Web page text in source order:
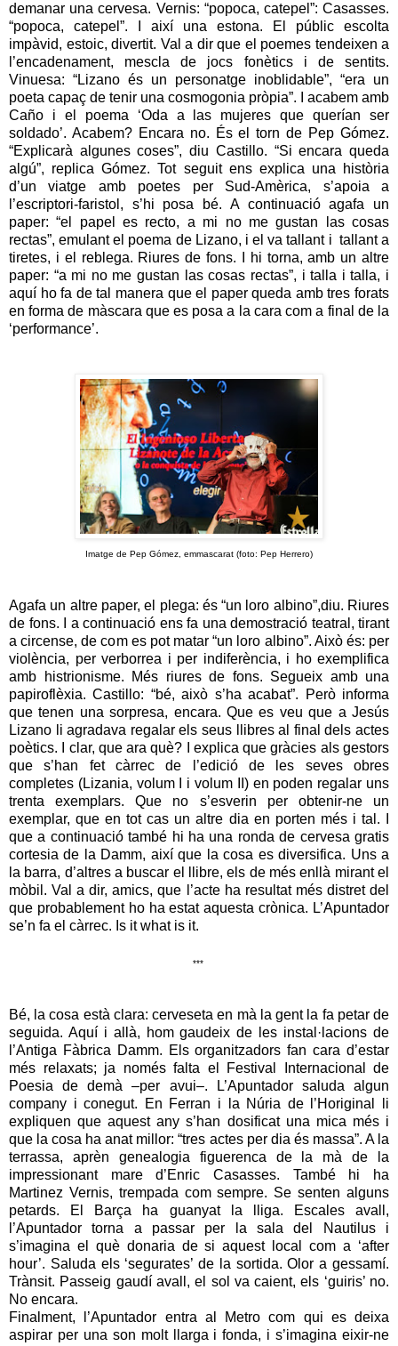
demanar una cervesa. Vernis: “popoca, catepel”: Casasses.
“popoca, catepel”. I així una estona. El públic escolta
impàvid, estoic, divertit. Val a dir que el poemes tendeixen a
l’encadenament, mescla de jocs fonètics i de sentits.
Vinuesa: “Lizano és un personatge inoblidable”, “era un
poeta capaç de tenir una cosmogonia pròpia”. I acabem amb
Caño i el poema ‘Oda a las mujeres que querían ser
soldado’. Acabem? Encara no. És el torn de Pep Gómez.
“Explicarà algunes coses”, diu Castillo. “Si encara queda
algú”, replica Gómez. Tot seguit ens explica una història
d’un viatge amb poetes per Sud-Amèrica, s’apoia a
l’escriptori-faristol, s’hi posa bé. A continuació agafa un
paper: “el papel es recto, a mi no me gustan las cosas
rectas”, emulant el poema de Lizano, i el va tallant i tallant a
tiretes, i el reblega. Riures de fons. I hi torna, amb un altre
paper: “a mi no me gustan las cosas rectas”, i talla i talla, i
aquí ho fa de tal manera que el paper queda amb tres forats
en forma de màscara que es posa a la cara com a final de la
‘performance’.
Imatge de Pep Gómez, emmascarat (foto: Pep Herrero)
Agafa un altre paper, el plega: és “un loro albino”,diu. Riures
de fons. I a continuació ens fa una demostració teatral, tirant
a circense, de com es pot matar “un loro albino”. Això és: per
violència, per verborrea i per indiferència, i ho exemplifica
amb histrionisme. Més riures de fons. Segueix amb una
papiroflèxia. Castillo: “bé, això s’ha acabat”. Però informa
que tenen una sorpresa, encara. Que es veu que a Jesús
Lizano li agradava regalar els seus llibres al final dels actes
poètics. I clar, que ara què? I explica que gràcies als gestors
que s’han fet càrrec de l’edició de les seves obres
completes (Lizania, volum I i volum II) en poden regalar uns
trenta exemplars. Que no s’esverin per obtenir-ne un
exemplar, que en tot cas un altre dia en porten més i tal. I
que a continuació també hi ha una ronda de cervesa gratis
cortesia de la Damm, així que la cosa es diversifica. Uns a
la barra, d’altres a buscar el llibre, els de més enllà mirant el
mòbil. Val a dir, amics, que l’acte ha resultat més distret del
que probablement ho ha estat aquesta crònica. L’Apuntador
se’n fa el càrrec. Is it what is it.
***
Bé, la cosa està clara: cerveseta en mà la gent la fa petar de
seguida. Aquí i allà, hom gaudeix de les instal·lacions de
l’Antiga Fàbrica Damm. Els organitzadors fan cara d’estar
més relaxats; ja només falta el Festival Internacional de
Poesia de demà –per avui–. L’Apuntador saluda algun
company i conegut. En Ferran i la Núria de l’Horiginal li
expliquen que aquest any s’han dosificat una mica més i
que la cosa ha anat millor: “tres actes per dia és massa”. A la
terrassa, aprèn genealogia figuerenca de la mà de la
impressionant mare d’Enric Casasses. També hi ha
Martinez Vernis, trempada com sempre. Se senten alguns
petards. El Barça ha guanyat la lliga. Escales avall,
l’Apuntador torna a passar per la sala del Nautilus i
s’imagina el què donaria de si aquest local com a ‘after
hour’. Saluda els ‘segurates’ de la sortida. Olor a gessamí.
Trànsit. Passeig gaudí avall, el sol va caient, els ‘guiris’ no.
No encara.
Finalment, l’Apuntador entra al Metro com qui es deixa
aspirar per una son molt llarga i fonda, i s’imagina eixir-ne